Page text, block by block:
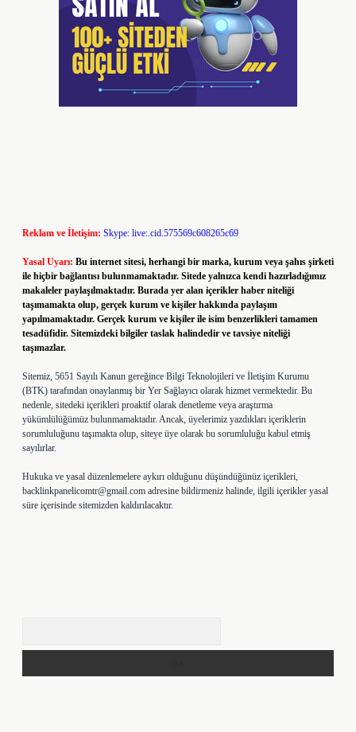
Reklam ve İletişim: Skype: live:.cid.575569c608265c69
Yasal Uyarı: Bu internet sitesi, herhangi bir marka, kurum veya şahıs şirketi
ile hiçbir bağlantısı bulunmamaktadır. Sitede yalnızca kendi hazırladığımız
makaleler paylaşılmaktadır. Burada yer alan içerikler haber niteliği
taşımamakta olup, gerçek kurum ve kişiler hakkında paylaşım
yapılmamaktadır. Gerçek kurum ve kişiler ile isim benzerlikleri tamamen
tesadüfidir. Sitemizdeki bilgiler taslak halindedir ve tavsiye niteliği
taşımazlar.
Sitemiz, 5651 Sayılı Kanun gereğince Bilgi Teknolojileri ve İletişim Kurumu
(BTK) tarafından onaylanmış bir Yer Sağlayıcı olarak hizmet vermektedir. Bu
nedenle, sitedeki içerikleri proaktif olarak denetleme veya araştırma
yükümlülüğümüz bulunmamaktadır. Ancak, üyelerimiz yazdıkları içeriklerin
sorumluluğunu taşımakta olup, siteye üye olarak bu sorumluluğu kabul etmiş
sayılırlar.
Hukuka ve yasal düzenlemelere aykırı olduğunu düşündüğünüz içerikleri,
backlinkpanelicomtr@gmail.com adresine bildirmeniz halinde, ilgili içerikler yasal
süre içerisinde sitemizden kaldırılacaktır.